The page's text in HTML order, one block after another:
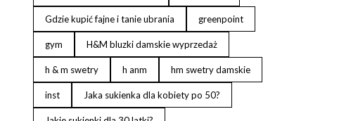
Gdzie kupić fajne i tanie ubrania greenpoint
gym H&M bluzki damskie wyprzedaż
h & m swetry h anm hm swetry damskie
inst Jaka sukienka dla kobiety po 50?